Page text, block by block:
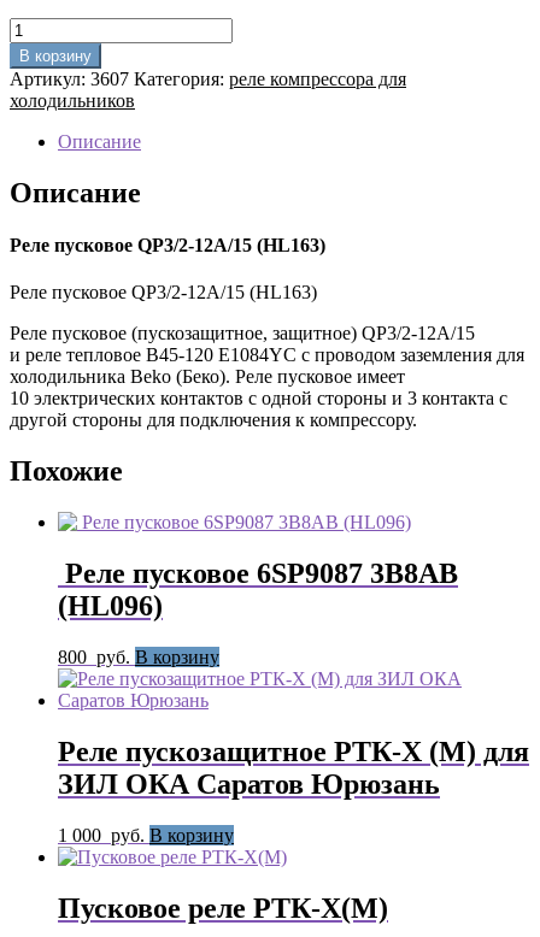
Количество
товара
Реле
пусковое
QP3/2-
12A/15
(HL163)
В корзину
Артикул: 3607 Категория: реле компрессора для
холодильников
Описание
Описание
Реле пусковое QP3/2-12A/15 (HL163)
Реле пусковое QP3/2-12A/15 (HL163)
Реле пусковое (пускозащитное, защитное) QP3/2-12A/15
и реле тепловое B45-120 E1084YC с проводом заземления для
холодильника Beko (Беко). Реле пусковое имеет
10 электрических контактов с одной стороны и 3 контакта с
другой стороны для подключения к компрессору.
Похожие
Реле пусковое 6SP9087 3B8AB
(HL096)
800 руб. В корзину
Реле пускозащитное РТК-Х (М) для
ЗИЛ ОКА Саратов Юрюзань
1 000 руб. В корзину
Пусковое реле РТК-Х(М)